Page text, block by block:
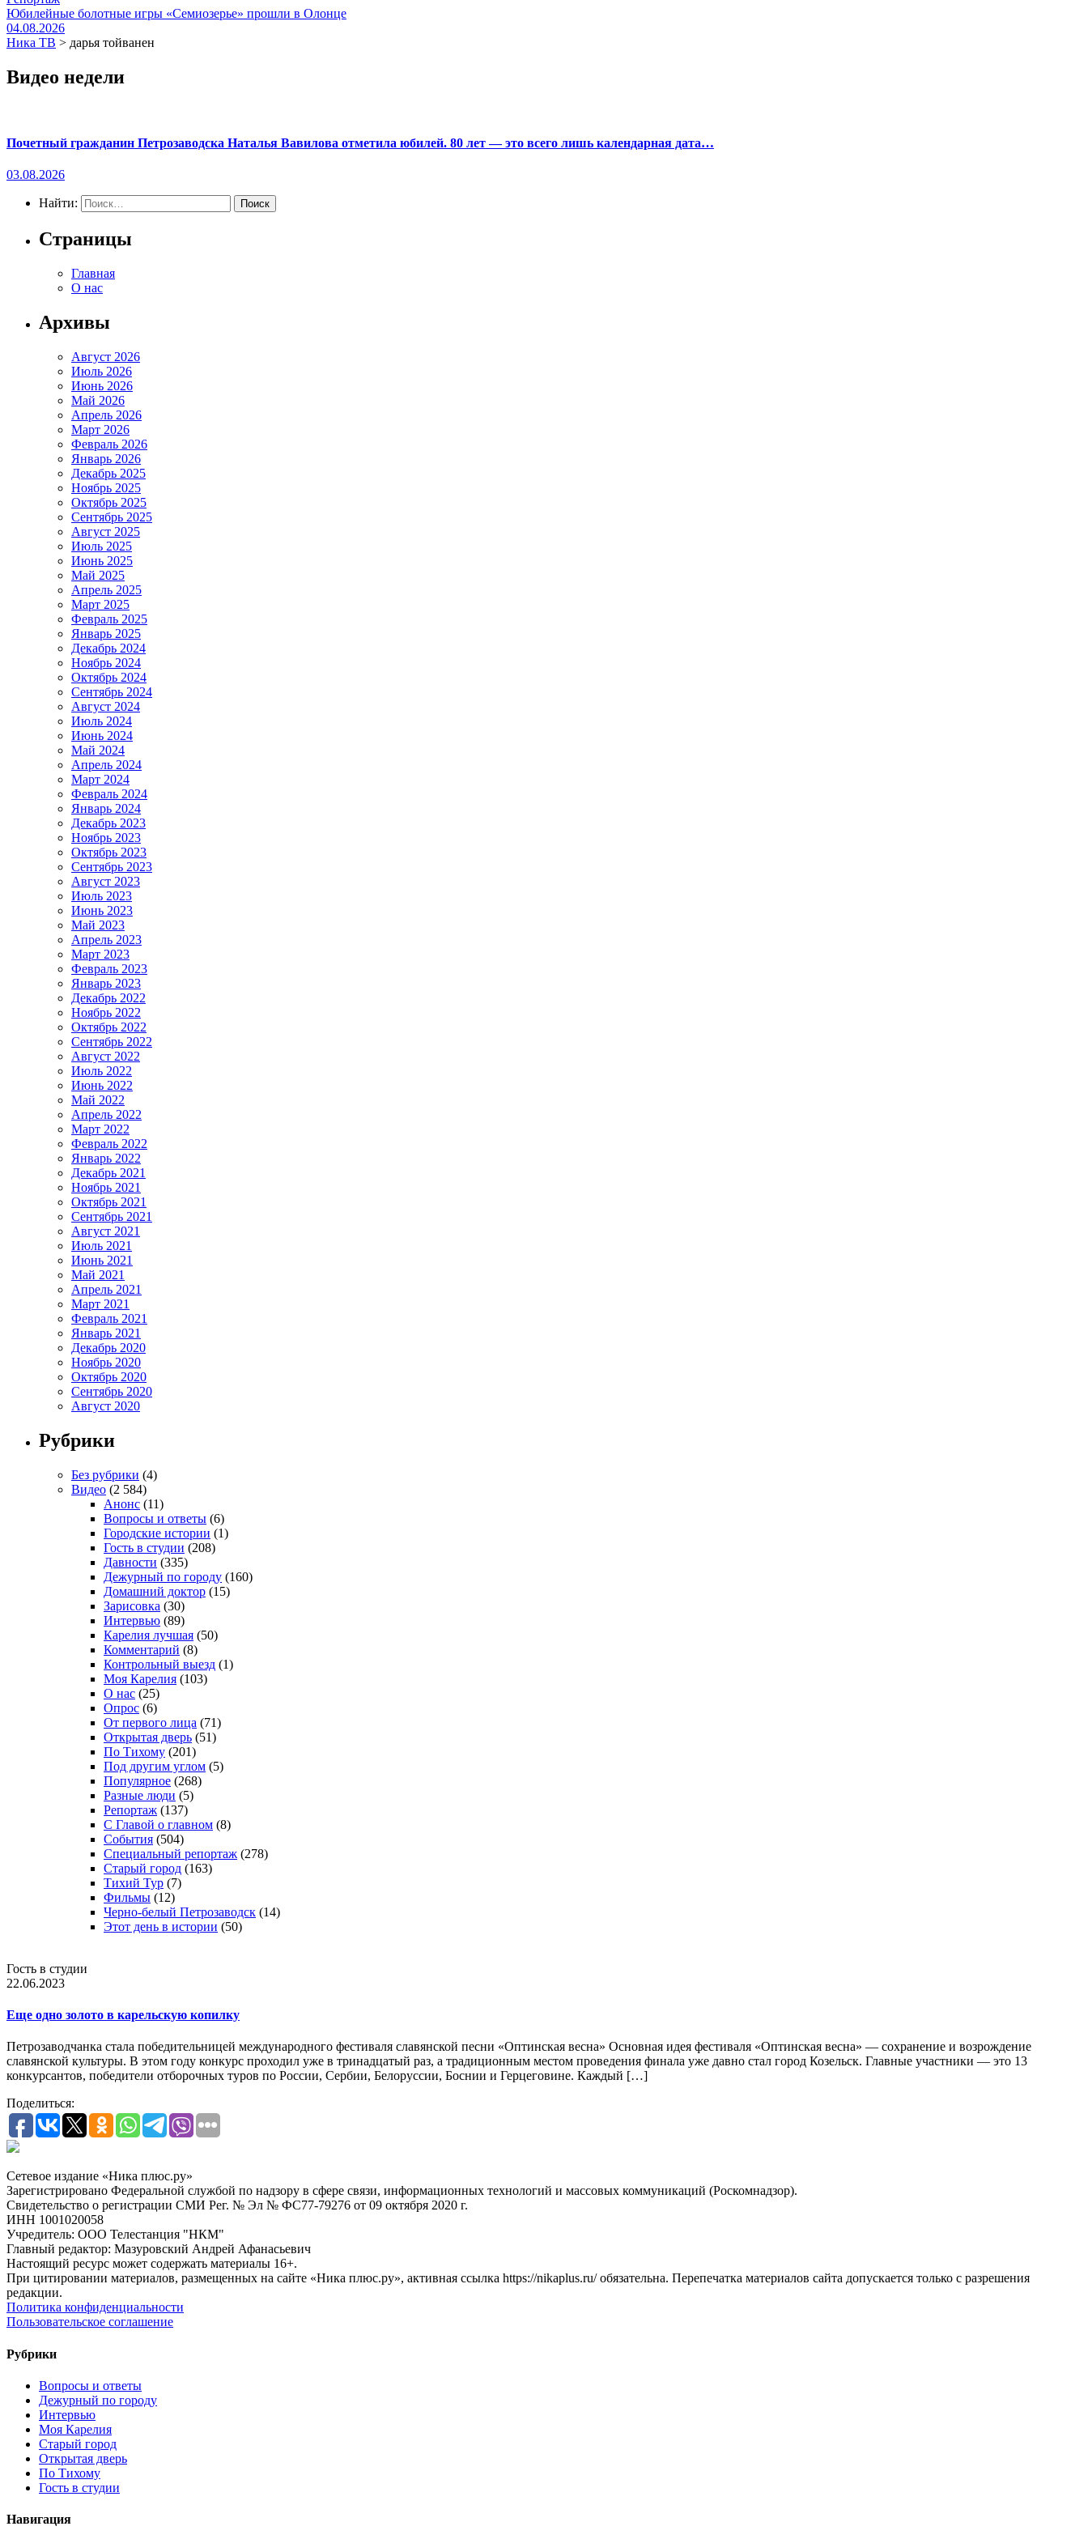
Юбилейные болотные игры «Семиозерье» прошли в Олонце
04.08.2026
Ника ТВ > дарья тойванен
Видео недели
Почетный гражданин Петрозаводска Наталья Вавилова отметила юбилей. 80 лет — это всего лишь календарная дата…
03.08.2026
Найти:
Страницы
Главная
О нас
Архивы
Август 2026
Июль 2026
Июнь 2026
Май 2026
Апрель 2026
Март 2026
Февраль 2026
Январь 2026
Декабрь 2025
Ноябрь 2025
Октябрь 2025
Сентябрь 2025
Август 2025
Июль 2025
Июнь 2025
Май 2025
Апрель 2025
Март 2025
Февраль 2025
Январь 2025
Декабрь 2024
Ноябрь 2024
Октябрь 2024
Сентябрь 2024
Август 2024
Июль 2024
Июнь 2024
Май 2024
Апрель 2024
Март 2024
Февраль 2024
Январь 2024
Декабрь 2023
Ноябрь 2023
Октябрь 2023
Сентябрь 2023
Август 2023
Июль 2023
Июнь 2023
Май 2023
Апрель 2023
Март 2023
Февраль 2023
Январь 2023
Декабрь 2022
Ноябрь 2022
Октябрь 2022
Сентябрь 2022
Август 2022
Июль 2022
Июнь 2022
Май 2022
Апрель 2022
Март 2022
Февраль 2022
Январь 2022
Декабрь 2021
Ноябрь 2021
Октябрь 2021
Сентябрь 2021
Август 2021
Июль 2021
Июнь 2021
Май 2021
Апрель 2021
Март 2021
Февраль 2021
Январь 2021
Декабрь 2020
Ноябрь 2020
Октябрь 2020
Сентябрь 2020
Август 2020
Рубрики
Без рубрики (4)
Видео (2 584)
Анонс (11)
Вопросы и ответы (6)
Городские истории (1)
Гость в студии (208)
Давности (335)
Дежурный по городу (160)
Домашний доктор (15)
Зарисовка (30)
Интервью (89)
Карелия лучшая (50)
Комментарий (8)
Контрольный выезд (1)
Моя Карелия (103)
О нас (25)
Опрос (6)
От первого лица (71)
Открытая дверь (51)
По Тихому (201)
Под другим углом (5)
Популярное (268)
Разные люди (5)
Репортаж (137)
С Главой о главном (8)
События (504)
Специальный репортаж (278)
Старый город (163)
Тихий Тур (7)
Фильмы (12)
Черно-белый Петрозаводск (14)
Этот день в истории (50)
Гость в студии
22.06.2023
Еще одно золото в карельскую копилку
Петрозаводчанка стала победительницей международного фестиваля славянской песни «Оптинская весна» Основная идея фестиваля «Оптинская весна» — сохранение и возрождение
славянской культуры. В этом году конкурс проходил уже в тринадцатый раз, а традиционным местом проведения финала уже давно стал город Козельск. Главные участники — это 13
конкурсантов, победители отборочных туров по России, Сербии, Белоруссии, Боснии и Герцеговине. Каждый […]
Поделиться:
Сетевое издание «Ника плюс.ру»
Зарегистрировано Федеральной службой по надзору в сфере связи, информационных технологий и массовых коммуникаций (Роскомнадзор).
Свидетельство о регистрации СМИ Рег. № Эл № ФС77-79276 от 09 октября 2020 г.
ИНН 1001020058
Учредитель: ООО Телестанция "НКМ"
Главный редактор: Мазуровский Андрей Афанасьевич
Настоящий ресурс может содержать материалы 16+.
При цитировании материалов, размещенных на сайте «Ника плюс.ру», активная ссылка https://nikaplus.ru/ обязательна. Перепечатка материалов сайта допускается только с разрешения
редакции.
Политика конфиденциальности
Пользовательское соглашение
Рубрики
Вопросы и ответы
Дежурный по городу
Интервью
Моя Карелия
Старый город
Открытая дверь
По Тихому
Гость в студии
Навигация